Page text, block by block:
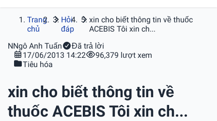
Trang
chủ
Hỏi
đáp
xin cho biết thông tin về thuốc
ACEBIS Tôi xin ch...
NNgô Anh Tuấn
Đã trả lời
17/06/2013 14:22
96,379 lượt xem
Tiêu hóa
xin cho biết thông tin về
thuốc ACEBIS Tôi xin ch...